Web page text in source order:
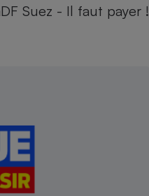
Suez - Il faut payer !